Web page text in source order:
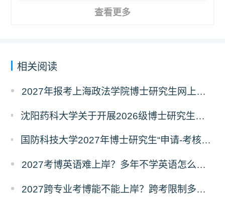
查看更多
相关阅读
2027年报考上海政法学院博士研究生网上报名公告
沈阳药科大学关于开展2026级博士研究生录取后信息采集及档案调取等相关工作的通知
国防科技大学2027年博士研究生“申请-考核”制招生专业基础笔试考试大纲
2027考博英语难上岸？多年不学英语怎么备考？
2027跨专业考博能不能上岸？跨考限制多不多？